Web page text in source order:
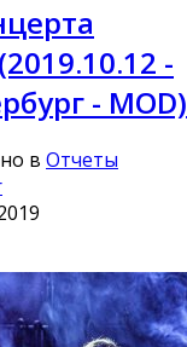
-
- MOD)
в Отчеты